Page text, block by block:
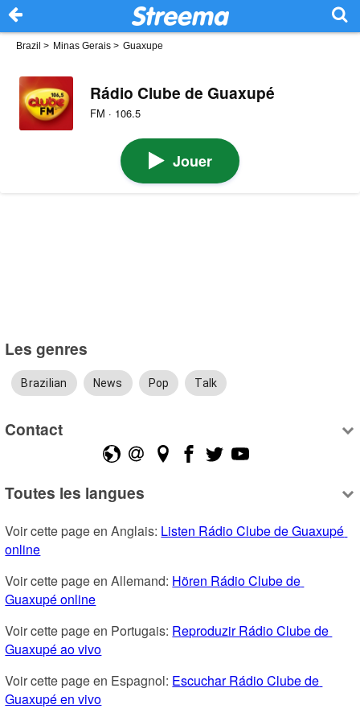
Brazil > Minas Gerais > Guaxupe
Rádio Clube de Guaxupé
FM · 106.5
Jouer
Les genres
Brazilian News Pop Talk
Contact
Toutes les langues
Voir cette page en Anglais: Listen Rádio Clube de Guaxupé
online
Voir cette page en Allemand: Hören Rádio Clube de
Guaxupé online
Voir cette page en Portugais: Reproduzir Rádio Clube de
Guaxupé ao vivo
Voir cette page en Espagnol: Escuchar Rádio Clube de
Guaxupé en vivo